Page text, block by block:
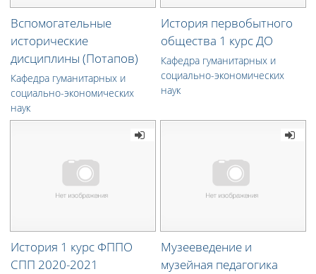
Вспомогательные
исторические
дисциплины (Потапов)
Кафедра гуманитарных и
социально-экономических
наук
История первобытного
общества 1 курс ДО
Кафедра гуманитарных и
социально-экономических
наук
История 1 курс ФППО
СПП 2020-2021
Музееведение и
музейная педагогика